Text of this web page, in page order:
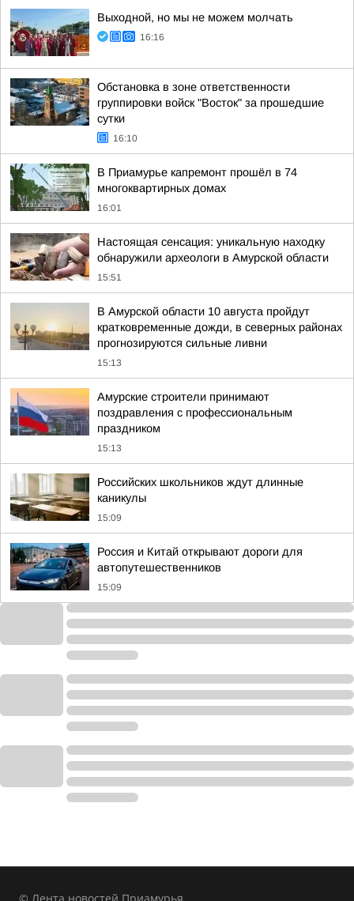
Выходной, но мы не можем молчать
16:16
Обстановка в зоне ответственности
группировки войск "Восток" за прошедшие
сутки
16:10
В Приамурье капремонт прошёл в 74
многоквартирных домах
16:01
Настоящая сенсация: уникальную находку
обнаружили археологи в Амурской области
15:51
В Амурской области 10 августа пройдут
кратковременные дожди, в северных районах
прогнозируются сильные ливни
15:13
Амурские строители принимают
поздравления с профессиональным
праздником
15:13
Российских школьников ждут длинные
каникулы
15:09
Россия и Китай открывают дороги для
автопутешественников
15:09